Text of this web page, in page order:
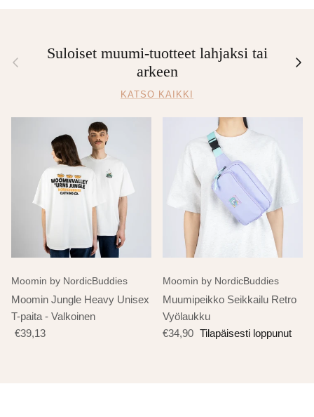
Edellinen Suloiset muumi-tuotteet lahjaksi tai
arkeen
KATSO KAIKKI
Moomin by NordicBuddies
Moomin Jungle Heavy Unisex
T-paita - Valkoinen
€39,13
Moomin by NordicBuddies
Muumipeikko Seikkailu Retro
Vyölaukku
€34,90 Tilapäisesti loppunut